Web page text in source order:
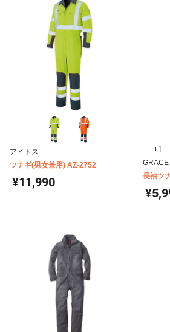
アイトス
ツナギ(男女兼用) AZ-2752
¥11,990
+1
長袖ツ